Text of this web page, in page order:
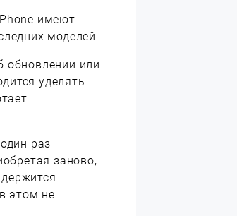
имеют
моделей.
обновлении или
уделять
раз
заново,
этом не